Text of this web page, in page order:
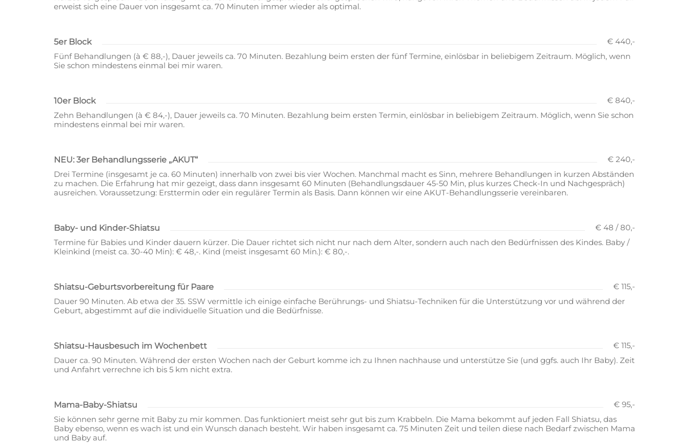
erweist sich eine Dauer von insgesamt ca. 70 Minuten immer wieder als optimal.
5er Block
€ 440,-
Fünf Behandlungen (à € 88,-), Dauer jeweils ca. 70 Minuten. Bezahlung beim ersten der fünf Termine, einlösbar in beliebigem Zeitraum. Möglich, wenn
Sie schon mindestens einmal bei mir waren.
10er Block
€ 840,-
Zehn Behandlungen (à € 84,-), Dauer jeweils ca. 70 Minuten. Bezahlung beim ersten Termin, einlösbar in beliebigem Zeitraum. Möglich, wenn Sie schon
mindestens einmal bei mir waren.
NEU: 3er Behandlungsserie „AKUT“
€ 240,-
Drei Termine (insgesamt je ca. 60 Minuten) innerhalb von zwei bis vier Wochen. Manchmal macht es Sinn, mehrere Behandlungen in kurzen Abständen
zu machen. Die Erfahrung hat mir gezeigt, dass dann insgesamt 60 Minuten (Behandlungsdauer 45-50 Min, plus kurzes Check-In und Nachgespräch)
ausreichen. Voraussetzung: Ersttermin oder ein regulärer Termin als Basis. Dann können wir eine AKUT-Behandlungsserie vereinbaren.
Baby- und Kinder-Shiatsu
€ 48 / 80,-
Termine für Babies und Kinder dauern kürzer. Die Dauer richtet sich nicht nur nach dem Alter, sondern auch nach den Bedürfnissen des Kindes. Baby /
Kleinkind (meist ca. 30-40 Min): € 48,-. Kind (meist insgesamt 60 Min.): € 80,-.
Shiatsu-Geburtsvorbereitung für Paare
€ 115,-
Dauer 90 Minuten. Ab etwa der 35. SSW vermittle ich einige einfache Berührungs- und Shiatsu-Techniken für die Unterstützung vor und während der
Geburt, abgestimmt auf die individuelle Situation und die Bedürfnisse.
Shiatsu-Hausbesuch im Wochenbett
€ 115,-
Dauer ca. 90 Minuten. Während der ersten Wochen nach der Geburt komme ich zu Ihnen nachhause und unterstütze Sie (und ggfs. auch Ihr Baby). Zeit
und Anfahrt verrechne ich bis 5 km nicht extra.
Mama-Baby-Shiatsu
€ 95,-
Sie können sehr gerne mit Baby zu mir kommen. Das funktioniert meist sehr gut bis zum Krabbeln. Die Mama bekommt auf jeden Fall Shiatsu, das
Baby ebenso, wenn es wach ist und ein Wunsch danach besteht. Wir haben insgesamt ca. 75 Minuten Zeit und teilen diese nach Bedarf zwischen Mama
und Baby auf.